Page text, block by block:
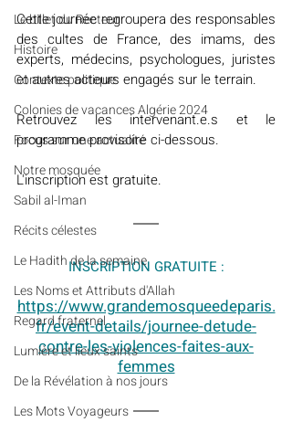
Le billet du Recteur
Histoire
Contexte politique
Colonies de vacances Algérie 2024
​​Focus sur une actualité
Notre mosquée
Sabil al-Iman
Récits célestes
Le Hadith de la semaine
Les Noms et Attributs d'Allah
Regard fraternel
Lumière et lieux saints
De la Révélation à nos jours
Les Mots Voyageurs
Cette journée regroupera des responsables
des cultes de France, des imams, des
experts, médecins, psychologues, juristes
et autres acteurs engagés sur le terrain.
Retrouvez les intervenant.e.s et le
programme provisoire ci-dessous.
L'inscription est gratuite.
INSCRIPTION GRATUITE :
https://www.grandemosqueedeparis.
fr/event-details/journee-detude-
contre-les-violences-faites-aux-
femmes